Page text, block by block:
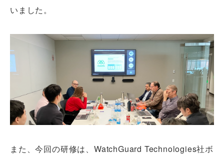
いました。
また、今回の研修は、WatchGuard Technologies社ボ